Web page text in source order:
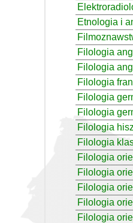
Etnologia i
Filologia
Filologia
Filologia
Filologia
Filologia
Filologia
Filologia
Filologia
Filologia
Filologia
Filologia
Filologia